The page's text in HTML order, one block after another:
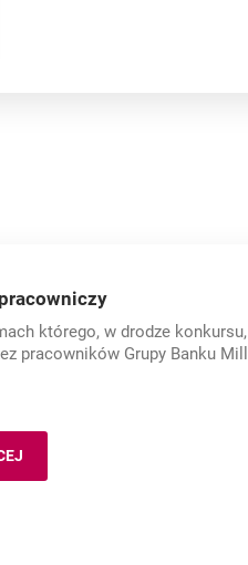
którego, w drodze
pracowników Grupy Banku